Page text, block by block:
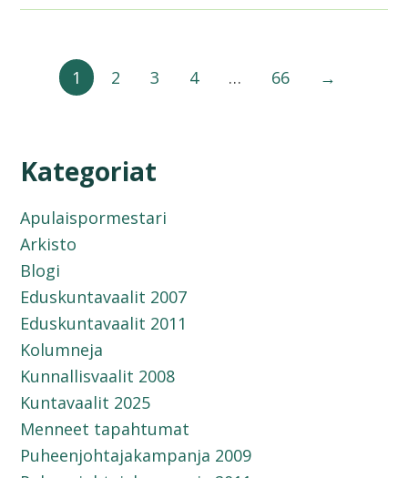
1 2 3 4 … 66 →
Kategoriat
Apulaispormestari
Arkisto
Blogi
Eduskuntavaalit 2007
Eduskuntavaalit 2011
Kolumneja
Kunnallisvaalit 2008
Kuntavaalit 2025
Menneet tapahtumat
Puheenjohtajakampanja 2009